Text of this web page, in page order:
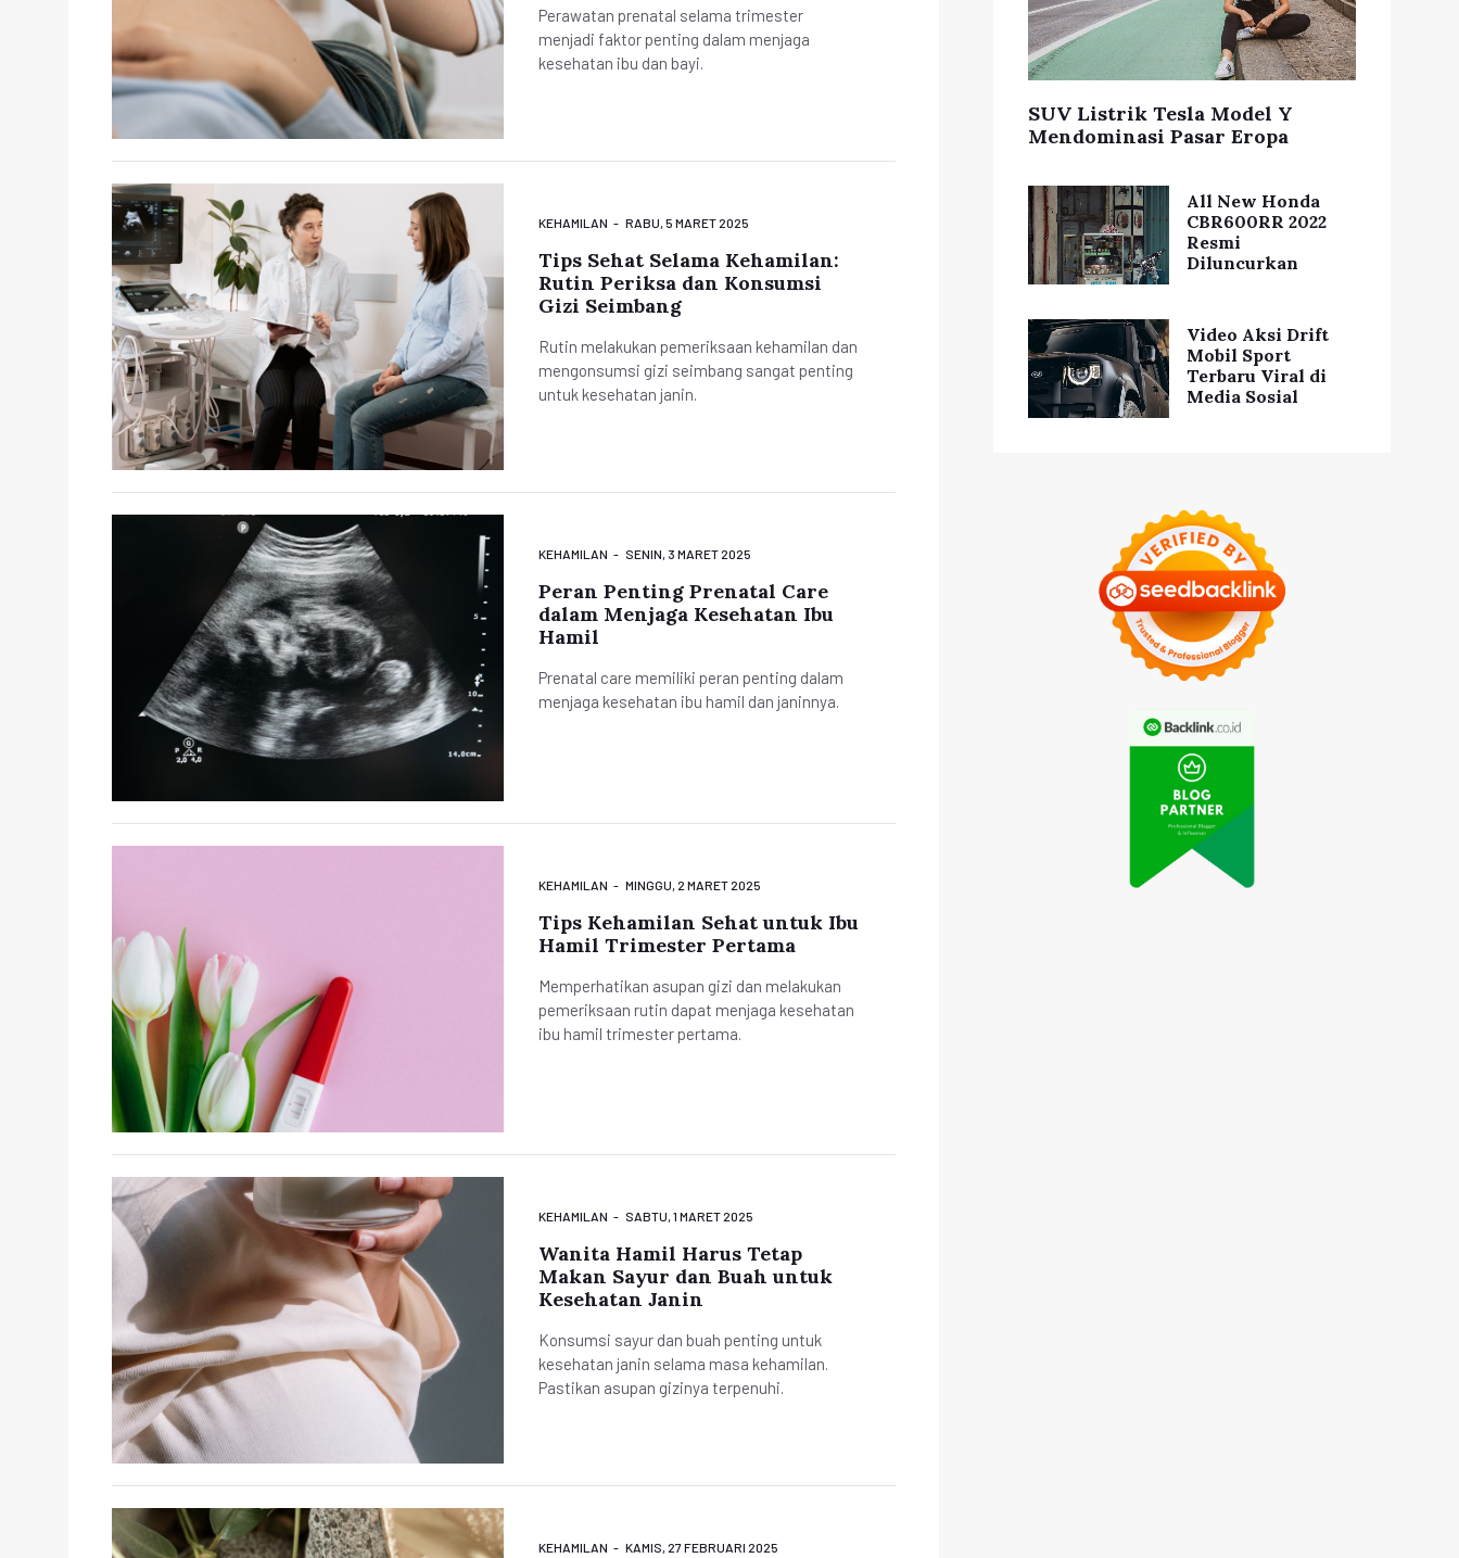
Perawatan prenatal selama trimester
menjadi faktor penting dalam menjaga
kesehatan ibu dan bayi.
KEHAMILAN RABU, 5 MARET 2025
Tips Sehat Selama Kehamilan:
Rutin Periksa dan Konsumsi
Gizi Seimbang
Rutin melakukan pemeriksaan kehamilan dan
mengonsumsi gizi seimbang sangat penting
untuk kesehatan janin.
KEHAMILAN SENIN, 3 MARET 2025
Peran Penting Prenatal Care
dalam Menjaga Kesehatan Ibu
Hamil
Prenatal care memiliki peran penting dalam
menjaga kesehatan ibu hamil dan janinnya.
KEHAMILAN MINGGU, 2 MARET 2025
Tips Kehamilan Sehat untuk Ibu
Hamil Trimester Pertama
Memperhatikan asupan gizi dan melakukan
pemeriksaan rutin dapat menjaga kesehatan
ibu hamil trimester pertama.
KEHAMILAN SABTU, 1 MARET 2025
Wanita Hamil Harus Tetap
Makan Sayur dan Buah untuk
Kesehatan Janin
Konsumsi sayur dan buah penting untuk
kesehatan janin selama masa kehamilan.
Pastikan asupan gizinya terpenuhi.
KEHAMILAN KAMIS, 27 FEBRUARI 2025
SUV Listrik Tesla Model Y
Mendominasi Pasar Eropa
All New Honda
CBR600RR 2022
Resmi
Diluncurkan
Video Aksi Drift
Mobil Sport
Terbaru Viral di
Media Sosial